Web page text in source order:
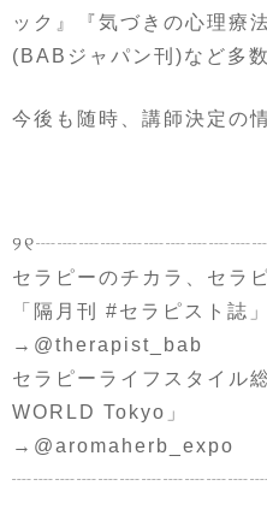
ック』『気づきの心理療
(BABジャパン刊)など多
今後も随時、講師決定の
セラピーのチカラ、セラ
「隔月刊 #セラピスト
→@therapist_bab
セラピーライフスタイル
WORLD Tokyo」
→@aromaherb_expo